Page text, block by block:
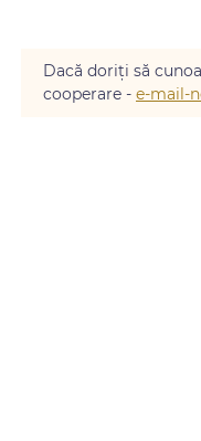
Dacă doriți să
cooperare - e-mail-